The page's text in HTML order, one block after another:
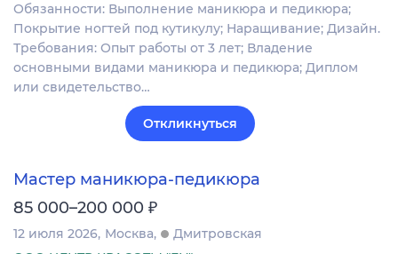
Обязанности: Выполнение маникюра и педикюра;
Покрытие ногтей под кутикулу; Наращивание; Дизайн.
Требования: Опыт работы от 3 лет; Владение
основными видами маникюра и педикюра; Диплом
или свидетельство…
Откликнуться
Мастер маникюра-педикюра
85 000–200 000 ₽
12 июля 2026 Москва
Дмитровская